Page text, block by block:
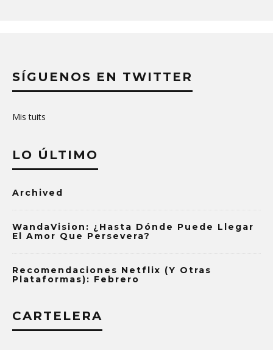
SÍGUENOS EN TWITTER
Mis tuits
LO ÚLTIMO
Archived
WandaVision: ¿Hasta Dónde Puede Llegar
El Amor Que Persevera?
Recomendaciones Netflix (y Otras
Plataformas): Febrero
CARTELERA